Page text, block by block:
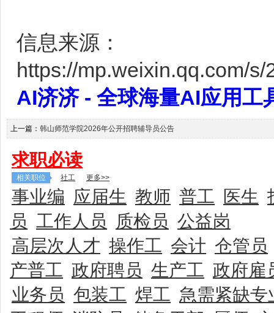
信息来源：
https://mp.weixin.qq.com/
AI济济 - 全球海量AI应用
上一篇： 韩山师范学院2026年公开招聘辅导员公告
求职必读
相关职位 社工 更多>>
事业编 应届生 教师 普工 医生
员 工作人员 质检员 公益岗
高层次人才 操作工 会计 仓管员
产普工 政府聘员 生产工 政府雇
业务员 包装工 焊工 急需紧缺专